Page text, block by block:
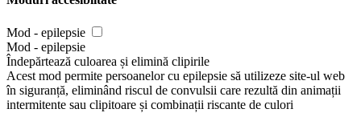
Mod - epilepsie
Mod - epilepsie
Îndepărtează culoarea și elimină clipirile
Acest mod permite persoanelor cu epilepsie să utilizeze site-ul web
în siguranță, eliminând riscul de convulsii care rezultă din animații
intermitente sau clipitoare și combinații riscante de culori